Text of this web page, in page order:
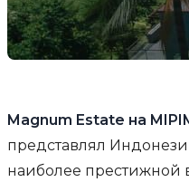
Magnum Estate на
представлял
наиболее престижной